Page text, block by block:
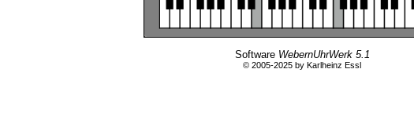
Software WebernUhrWerk 5.1
© 2005-2025 by Karlheinz Essl